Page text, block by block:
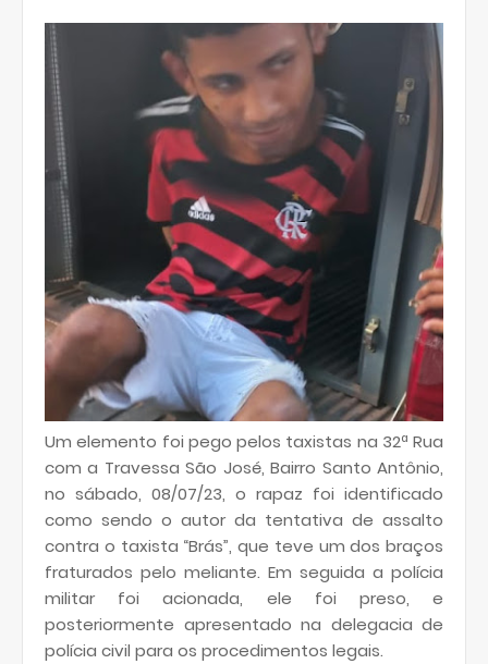
Um elemento foi pego pelos taxistas na 32ª Rua
com a Travessa São José, Bairro Santo Antônio,
no sábado, 08/07/23, o rapaz foi identificado
como sendo o autor da tentativa de assalto
contra o taxista “Brás”, que teve um dos braços
fraturados pelo meliante. Em seguida a polícia
militar foi acionada, ele foi preso, e
posteriormente apresentado na delegacia de
polícia civil para os procedimentos legais.